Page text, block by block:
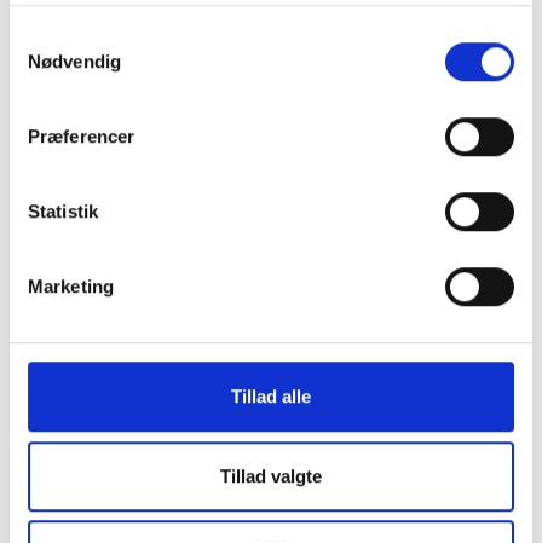
Nødvendig
Præferencer
Statistik
Marketing
Tillad alle
Tillad valgte
GreenMind
3 års garanti og hurtig levering.
Produkter i høj kvalitet til skarpe priser.
Vi står klar til at hjælpe og guide dig i
Et miljøansvarligt alternativ.